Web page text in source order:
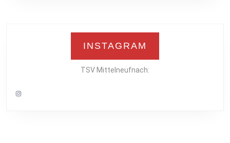
INSTAGRAM
TSV Mittelneufnach:
Instagram